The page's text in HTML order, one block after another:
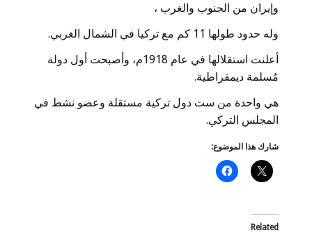
وإيران من الجنوب والغرب ،
وله حدود طولها 11 كم مع تركيا في الشمال الغربي.
أعلنت استقلالها في عام 1918م، وأصبحت أول دولة
مُسلمة ديمقراطية.
هي واحدة من ست دول تركية مستقلة وعضو نشط في
المجلس التركي.
شارك هذا الموضوع:
Related